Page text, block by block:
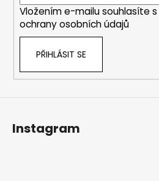
Vložením e-mailu souhlasíte s
ochrany osobních údajů
PŘIHLÁSIT SE
Instagram